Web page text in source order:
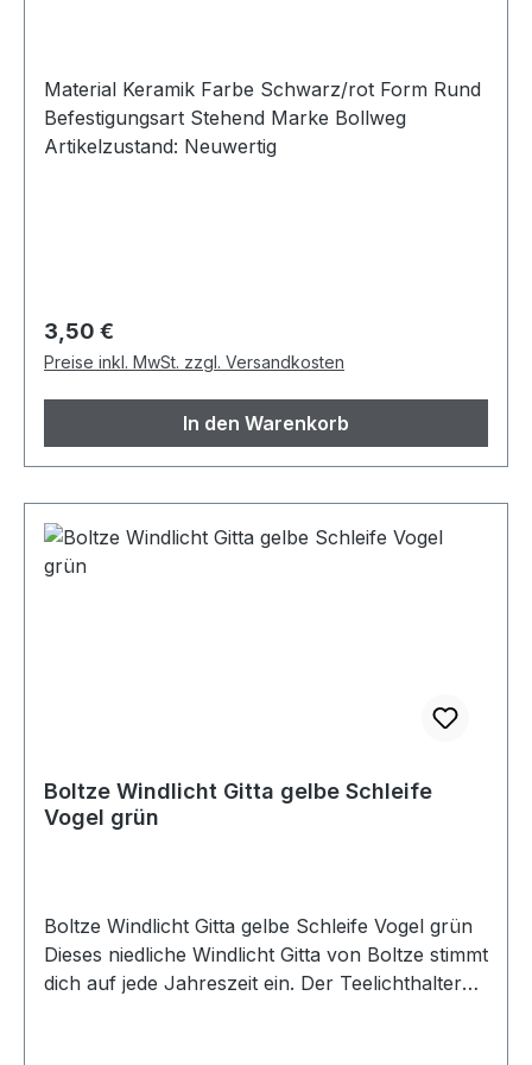
Material Keramik Farbe Schwarz/rot Form Rund
Befestigungsart Stehend Marke Bollweg
Artikelzustand: Neuwertig
Regulärer Preis:
3,50 €
Preise inkl. MwSt. zzgl. Versandkosten
In den Warenkorb
Boltze Windlicht Gitta gelbe Schleife
Vogel grün
Boltze Windlicht Gitta gelbe Schleife Vogel grün
Dieses niedliche Windlicht Gitta von Boltze stimmt
dich auf jede Jahreszeit ein. Der Teelichthalter